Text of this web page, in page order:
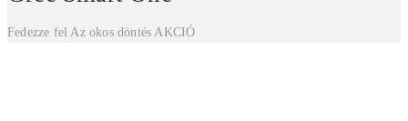
Fedezze fel Az okos döntés AKCIÓ